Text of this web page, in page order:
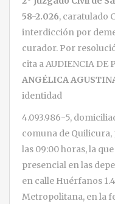
58-2.026, caratulado
interdicción por
curador. Por
cita a AUDIENCIA DE
ANGÉLICA
identidad
4.093.986-5,
comuna de Quilicura,
las 09:00 horas, la
presencial en las
en calle Huérfanos
Metropolitana, en la